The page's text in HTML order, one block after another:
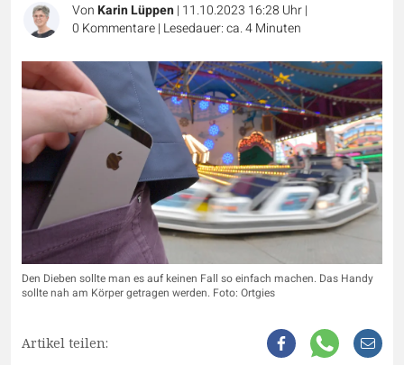
VonKarin Lüppen| 11.10.2023 16:28 Uhr|
0 Kommentare| Lesedauer: ca. 4 Minuten
Den Dieben sollte man es auf keinen Fall so einfach machen. Das Handy
sollte nah am Körper getragen werden. Foto: Ortgies
Artikel teilen: